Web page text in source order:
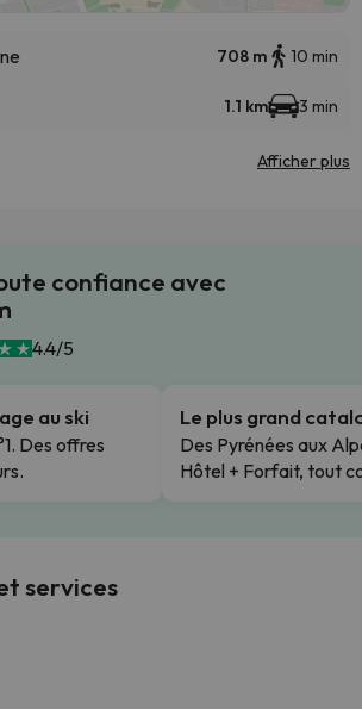
708 m 10 min
1.1 km 3 min
Afficher plus
confiance avec
4.4/5
au ski
Des offres
Le plus grand
Des Pyrénées aux
Hôtel + Forfait, tout
services